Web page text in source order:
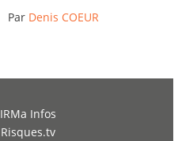
Par Denis COEUR
IRMa Infos
Risques.tv